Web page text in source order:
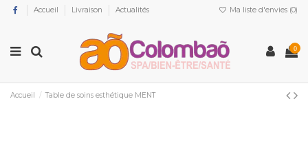
Accueil Livraison Actualités Ma liste d'envies (0)
0
Accueil Table de soins esthétique MENT